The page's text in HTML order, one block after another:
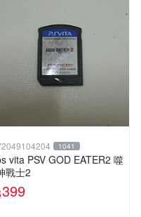
1041
vita PSV GOD EATER2 噬
戰士2
399